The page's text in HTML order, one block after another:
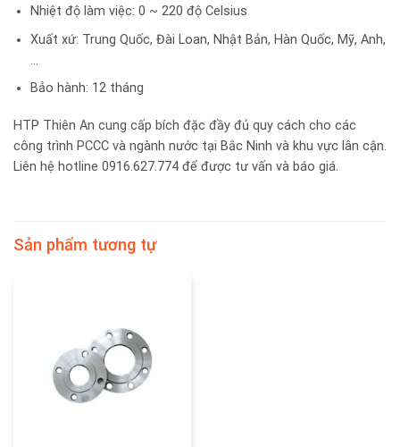
Nhiệt độ làm việc: 0 ~ 220 độ Celsius
Xuất xứ: Trung Quốc, Đài Loan, Nhật Bản, Hàn Quốc, Mỹ, Anh,
…
Bảo hành: 12 tháng
HTP Thiên An cung cấp bích đặc đầy đủ quy cách cho các
công trình PCCC và ngành nước tại Bắc Ninh và khu vực lân cận.
Liên hệ hotline 0916.627.774 để được tư vấn và báo giá.
Sản phẩm tương tự